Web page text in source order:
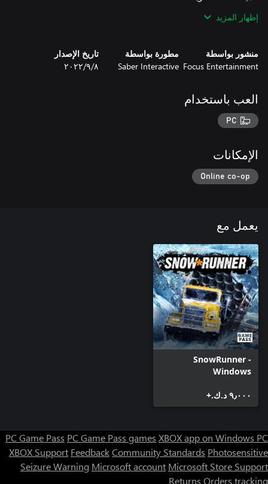
Star ليست ضمن تذكرة العام الأول أو تذكرة العام الثاني.
إظهار المزيد
منشور بواسطة
Focus Entertainment
مطورة بواسطة
Saber Interactive
تاريخ الإصدار
٨‏/٩‏/٢٠٢٢
العب باستخدام
PC
الإمكانات
Online co-op
يعمل مع
SnowRunner -
Windows
٩٫٠٠٠ د.ك.‏+
PC Game Pass PC Game Pass games XBOX app on Windows PC
XBOX Support FeedbackCommunity Standards Photosensitive
Seizure Warning Microsoft account Microsoft Store Support
Returns Orders tracking